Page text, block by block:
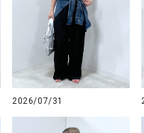
2026/07/31